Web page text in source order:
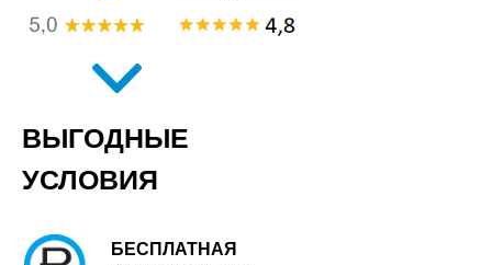
БЕСПЛАТНАЯ
ВЫГОДНЫЕ
УСЛОВИЯ